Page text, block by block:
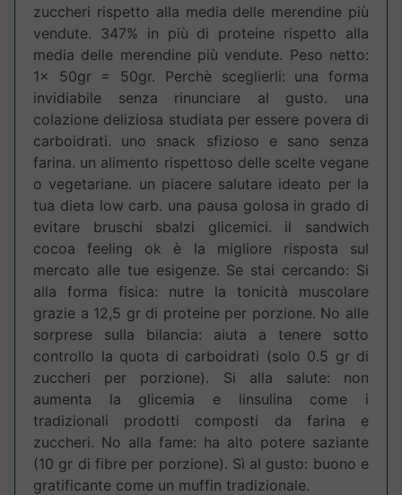
zuccheri rispetto alla media delle merendine più
vendute. 347% in più di proteine rispetto alla
media delle merendine più vendute. Peso netto:
1x 50gr = 50gr. Perchè sceglierli: una forma
invidiabile senza rinunciare al gusto. una
colazione deliziosa studiata per essere povera di
carboidrati. uno snack sfizioso e sano senza
farina. un alimento rispettoso delle scelte vegane
o vegetariane. un piacere salutare ideato per la
tua dieta low carb. una pausa golosa in grado di
evitare bruschi sbalzi glicemici. il sandwich
cocoa feeling ok è la migliore risposta sul
mercato alle tue esigenze. Se stai cercando: Si
alla forma fisica: nutre la tonicità muscolare
grazie a 12,5 gr di proteine per porzione. No alle
sorprese sulla bilancia: aiuta a tenere sotto
controllo la quota di carboidrati (solo 0.5 gr di
zuccheri per porzione). Si alla salute: non
aumenta la glicemia e linsulina come i
tradizionali prodotti composti da farina e
zuccheri. No alla fame: ha alto potere saziante
(10 gr di fibre per porzione). Sì al gusto: buono e
gratificante come un muffin tradizionale.